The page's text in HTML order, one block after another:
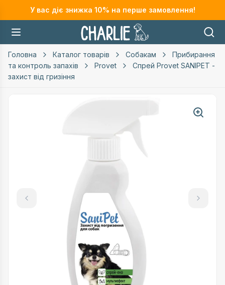
У вас діє знижка 10% на перше замовлення!
Головна Каталог товарів Собакам
Прибирання
та контроль запахів
Provet
Спрей Provet SANIPET -
захист від гризіння